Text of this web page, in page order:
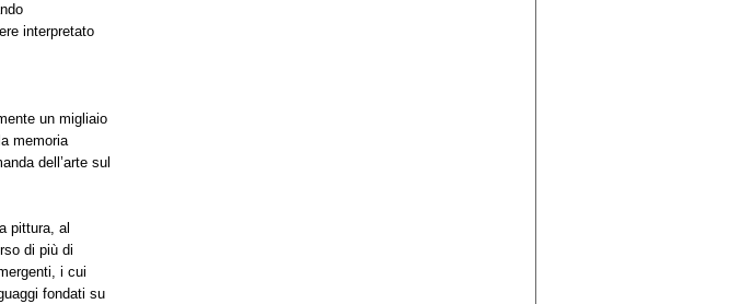
interpretato
un migliaio
memoria
dell’arte sul
pittura, al
di più di
i cui
fondati su